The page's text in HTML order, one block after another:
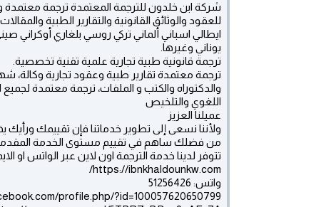
للعقود والوثائق القانونية والتقارير الطبية
ايطالي اسباني ألماني تركي روسي بلغاري
يوناني وغيرها.
ترجمة قانونية طبية تجارية علمية تقنية تخصصية.
ترجمة معتمدة تقارير طبية وعقود تجارية وكالة،
والدكتوراه والكتب و الملفات، ترجمة معتمدة لجميع
اللغوي والتلخيص
عميلنا العزيز
ولأننا نسعى إلى تطوير خدماتنا فإن تقييمك ورأيك
من فضلك ساهم في تقييم مستوى الخدمة
تتوفر لدينا خدمة الترجمة اون لاين عبر الواتس او
https://ibnkhaldounkw.com/
واتس: 51256426
profile.php/?id=100057620650799